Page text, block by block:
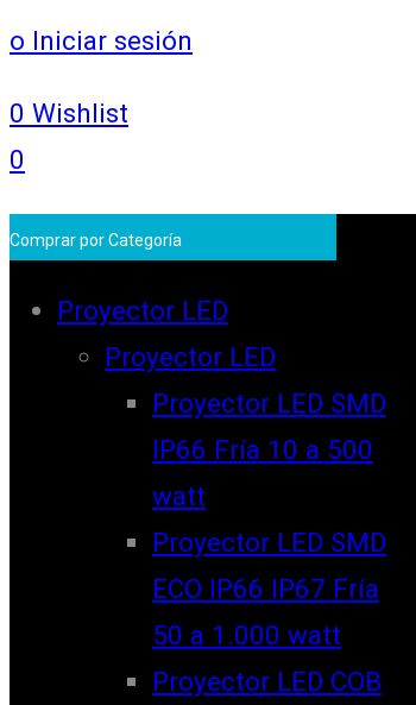
o Iniciar sesión
0 Wishlist
0
Comprar por Categoría
Proyector LED
Proyector LED
Proyector LED SMD
IP66 Fría 10 a 500
watt
Proyector LED SMD
ECO IP66 IP67 Fría
50 a 1.000 watt
Proyector LED COB